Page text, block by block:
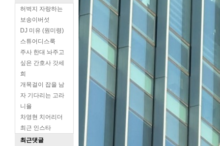
허벅지 자랑하는
보송이버섯
DJ 미유 (원미령)
스튜어디스룩
주사 한대 놔주고
싶은 간호사 갓세
희
개목걸이 잡을 남
자 기다리는 고라
니율
차영현 치어리더
최근 인스타
최근댓글